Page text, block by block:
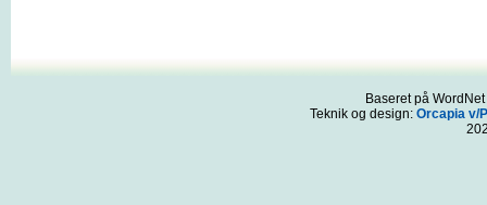
Baseret på
Teknik og design: Orcapia v/